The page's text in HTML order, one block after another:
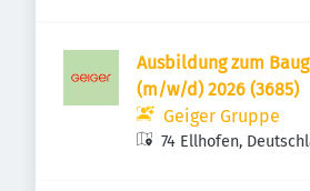
Ausbildung zum
(m/w/d) 2026 (3685)
Geiger Gruppe
74 Ellhofen,